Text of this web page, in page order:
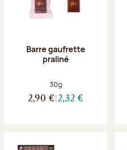
Barre gaufrette
praliné
Poids net :
30g
2,90 € 2,32 €